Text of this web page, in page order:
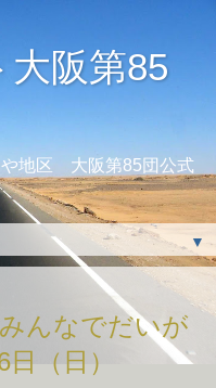
阪第85
地区 大阪第85団公式
▼
んなでだいが
（日）